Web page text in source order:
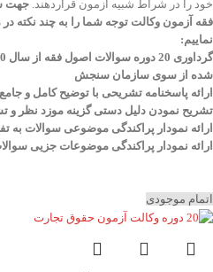
خود را در شراط شبیه آزمون قراردهند.
فقه آزمون وکالت توجه شما را به چند نکته
نماییم:
شده از سوی سازمان سنجش
ارائه پاسخنامه تشریحی با توضیح کامل و جامع
تشریح نمودن دلیل دستی گزینه موزد نظر و
ارائه نمودار پراکندگی موضوعی سوالات به
رائه نمودار پراکندگی موضوعات جزیی
اتمام موجودی